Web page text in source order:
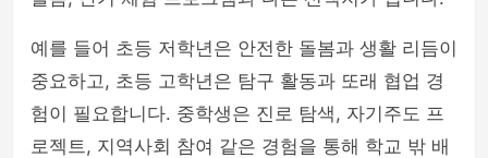
예를 들어 초등 저학년은 안전한 돌봄과 생활 리듬이
중요하고, 초등 고학년은 탐구 활동과 또래 협업 경
험이 필요합니다. 중학생은 진로 탐색, 자기주도 프
로젝트, 지역사회 참여 같은 경험을 통해 학교 밖 배